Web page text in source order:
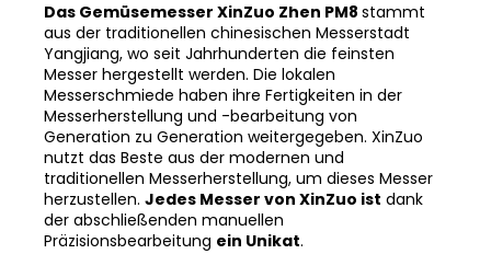
Das Gemüsemesser XinZuo Zhen PM8 stammt
aus der traditionellen chinesischen Messerstadt
Yangjiang, wo seit Jahrhunderten die feinsten
Messer hergestellt werden. Die lokalen
Messerschmiede haben ihre Fertigkeiten in der
Messerherstellung und -bearbeitung von
Generation zu Generation weitergegeben. XinZuo
nutzt das Beste aus der modernen und
traditionellen Messerherstellung, um dieses Messer
herzustellen. Jedes Messer von XinZuo ist dank
der abschließenden manuellen
Präzisionsbearbeitung ein Unikat.